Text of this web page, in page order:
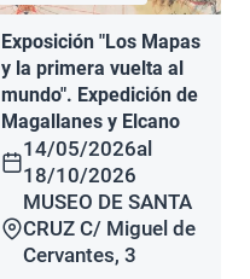
Exposición "Los Mapas
y la primera vuelta al
mundo". Expedición de
Magallanes y Elcano
14/05/2026al
18/10/2026
MUSEO DE SANTA
CRUZ C/ Miguel de
Cervantes, 3